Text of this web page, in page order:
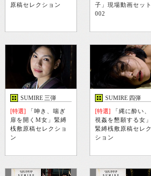
原稿セレクション
子」現場動画セット
002
SUMIRE 三弾
[特選] 「呻き、喘ぎ
扉を開くM女」緊縛
桟敷原稿セレクショ
ン
SUMIRE 四弾
[特選] 「縄に酔い、
視姦を懇願する女」
緊縛桟敷原稿セレク
ション